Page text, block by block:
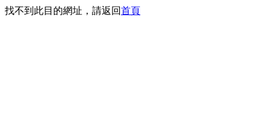
找不到此目的網址，請返回首頁